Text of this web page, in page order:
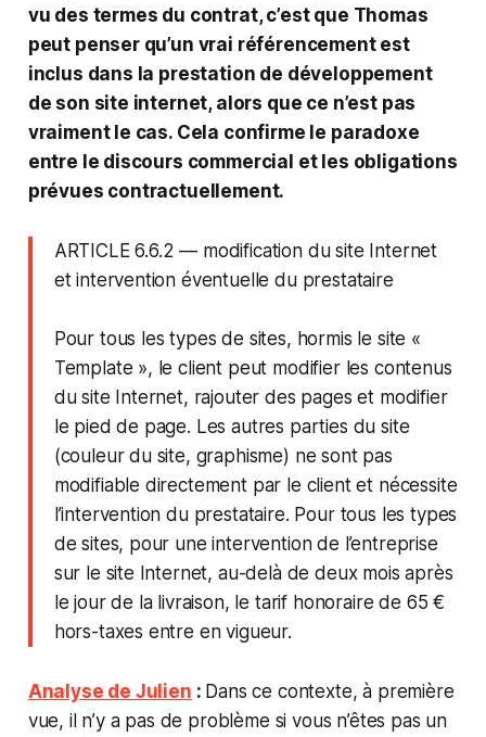
vu des termes du contrat, c’est que Thomas
peut penser qu’un vrai référencement est
inclus dans la prestation de développement
de son site internet, alors que ce n’est pas
vraiment le cas. Cela confirme le paradoxe
entre le discours commercial et les obligations
prévues contractuellement.
ARTICLE 6.6.2 — modification du site Internet
et intervention éventuelle du prestataire
Pour tous les types de sites, hormis le site «
Template », le client peut modifier les contenus
du site Internet, rajouter des pages et modifier
le pied de page. Les autres parties du site
(couleur du site, graphisme) ne sont pas
modifiable directement par le client et nécessite
l’intervention du prestataire. Pour tous les types
de sites, pour une intervention de l’entreprise
sur le site Internet, au-delà de deux mois après
le jour de la livraison, le tarif honoraire de 65 €
hors-taxes entre en vigueur.
Analyse de Julien : Dans ce contexte, à première
vue, il n’y a pas de problème si vous n’êtes pas un